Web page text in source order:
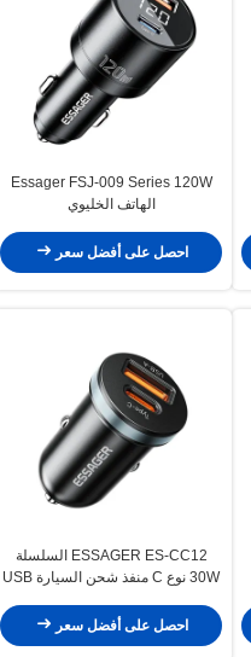
Essager FSJ-009 Series 120W
الهاتف الخليوي
احصل على أفضل سعر
ESSAGER ES-CC12 السلسلة
30W نوع C منفذ شحن السيارة USB
احصل على أفضل سعر